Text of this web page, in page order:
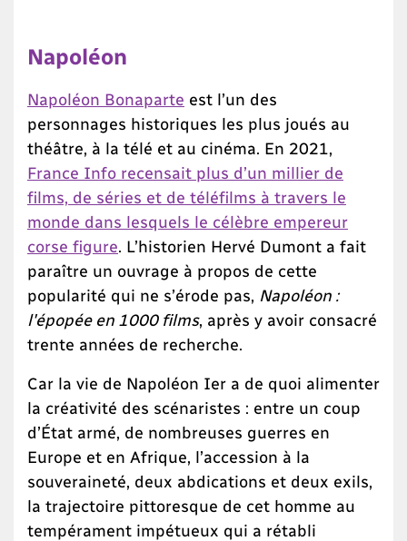
Napoléon
Napoléon Bonaparte est l’un des
personnages historiques les plus joués au
théâtre, à la télé et au cinéma. En 2021,
France Info recensait plus d’un millier de
films, de séries et de téléfilms à travers le
monde dans lesquels le célèbre empereur
corse figure. L’historien Hervé Dumont a fait
paraître un ouvrage à propos de cette
popularité qui ne s’érode pas, Napoléon :
l'épopée en 1000 films, après y avoir consacré
trente années de recherche.
Car la vie de Napoléon Ier a de quoi alimenter
la créativité des scénaristes : entre un coup
d’État armé, de nombreuses guerres en
Europe et en Afrique, l’accession à la
souveraineté, deux abdications et deux exils,
la trajectoire pittoresque de cet homme au
tempérament impétueux qui a rétabli